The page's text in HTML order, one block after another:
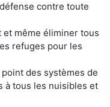
contre toute
même éliminer tous
refuges pour les
des systèmes de
à tous les nuisibles et